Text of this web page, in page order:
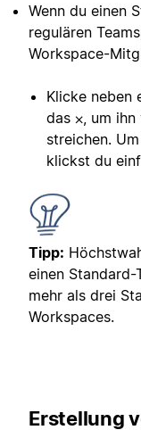
Wenn du einen
regulären
Workspace-
Klicke neben
das ⨉, um
streichen.
klickst du
Tipp:
einen Standard-
mehr als drei
Workspaces.
Erstellung